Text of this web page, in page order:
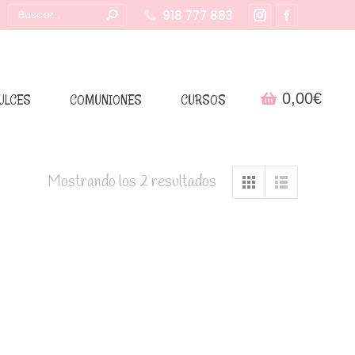
Buscar: 918 777 883
Instagram
in
Facebook
in
COMUNIONES CURSOS 0,00€
Mostrando los 2 resultados